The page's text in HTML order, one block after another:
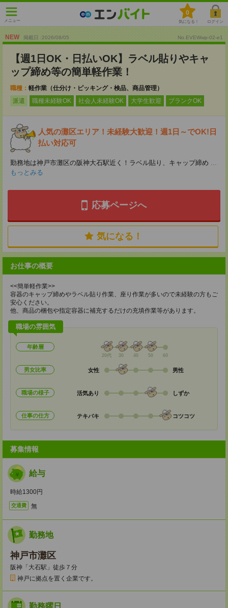
メニュー
0
気になる！ ログイン
NEW 掲載日 :2026/08/05 No.EVEWwp-02-e1
【週1日OK・日払いOK】ラベル貼りやキャ
ップ締め等の簡単軽作業！
職種： 軽作業（仕分け・ピッキング・検品、商品管理）
派遣
職種未経験OK 社会人未経験OK 大学生歓迎 ブランクOK
人気の灘区エリア！未経験大歓迎！週1日～でOK!日
払い対応可
勤務地は神戸市灘区の阪神大石駅近く！ラベル貼り、キャップ締め ...
もっとみる
応募ページへ
気になる！
お仕事の概要
<<簡単軽作業>>
容器のキャップ締めやラベル貼り作業、座り作業が多いので未経験の方もご
安心ください。
他、商品の梱包や指定容器に補充するだけの充填作業等があります。
職場の雰囲気
年齢層
20代 30 40 50 60
男女比率 女性 男性
職場の様子 活気あり しずか
仕事の仕方 テキパキ コツコツ
募集情報
給与
時給1300円
交通費 無
勤務地
神戸市灘区
阪神「大石駅」徒歩７分
神戸に拠点を置く企業です。
勤務曜日